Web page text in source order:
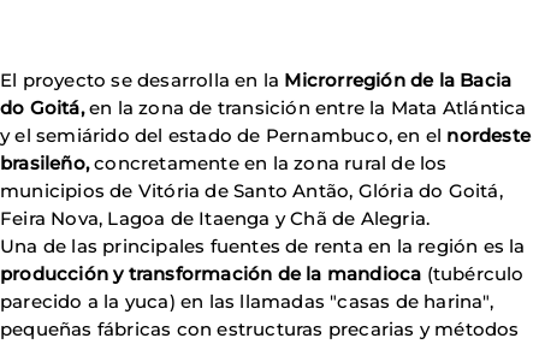
El proyecto se desarrolla en la Microrregión de la Bacia
do Goitá,en la zona de transición entre la Mata Atlántica
y el semiárido del estado de Pernambuco, en el nordeste
brasileño,concretamente en la zona rural de los
municipios de Vitória de Santo Antão, Glória do Goitá,
Feira Nova, Lagoa de Itaenga y Chã de Alegria.
Una de las principales fuentes de renta en la región es la
producción y transformación de la mandioca (tubérculo
parecido a la yuca) en las llamadas "casas de harina",
pequeñas fábricas con estructuras precarias y métodos